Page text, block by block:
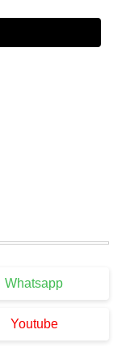
Whatsapp
Youtube